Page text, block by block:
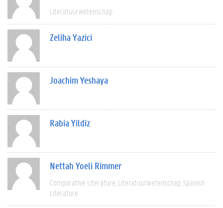
Literatuurwetenschap
Zeliha Yazici
Joachim Yeshaya
Rabia Yildiz
Nettah Yoeli Rimmer
Comparative Literature Literatuurwetenschap Spanish
Literature